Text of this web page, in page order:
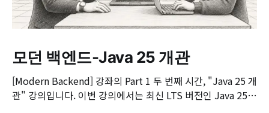
모던 백엔드-Java 25 개관
[Modern Backend] 강좌의 Part 1 두 번째 시간, "Java 25 개
관" 강의입니다. 이번 강의에서는 최신 LTS 버전인 Java 25의